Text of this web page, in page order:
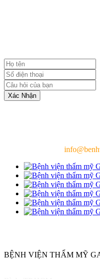
Xác Nhận
BỆNH VIỆN THẨM MỸ